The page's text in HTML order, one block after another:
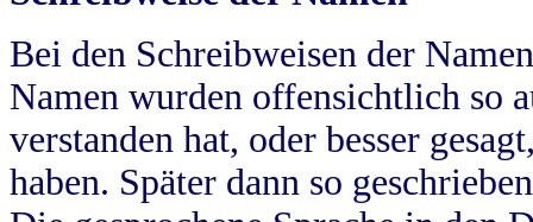
Bei den Schreibweisen der
Namen wurden offensichtlich so
verstanden hat, oder besser
haben. Später dann so